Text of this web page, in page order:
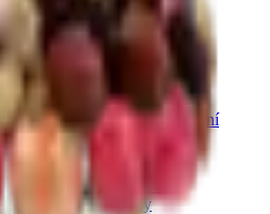
čokoládou Slaný karamel
Ostatní
kategorie
Ořechy v mléčné
bílé čokoláděOřechy